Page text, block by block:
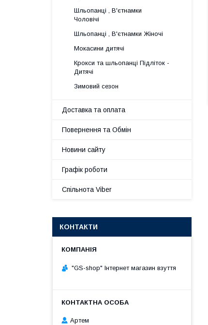
Шльопанці , В'єтнамки
Чоловічі
Шльопанці , В'єтнамки Жіночі
Мокасини дитячі
Крокси та шльопанці Підліток -
Дитячі
Зимовий сезон
Доставка та оплата
Повернення та Обмін
Новини сайту
Графік роботи
Спільнота Viber
КОНТАКТИ
"GS-shop" Інтернет магазин взуття
Артем